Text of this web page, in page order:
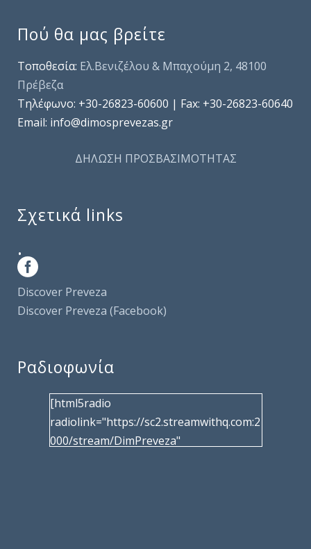
Πού θα μας βρείτε
Τοποθεσία: Ελ.Βενιζέλου & Μπαχούμη 2, 48100
Πρέβεζα
Τηλέφωνo: +30-26823-60600 | Fax: +30-26823-60640
Email: info@dimosprevezas.gr
ΔΗΛΩΣΗ ΠΡΟΣΒΑΣΙΜΟΤΗΤΑΣ
Σχετικά links
.
Discover Preveza
Discover Preveza (Facebook)
Ραδιοφωνία
[html5radio
radiolink="https://sc2.streamwithq.com:2
000/stream/DimPreveza"